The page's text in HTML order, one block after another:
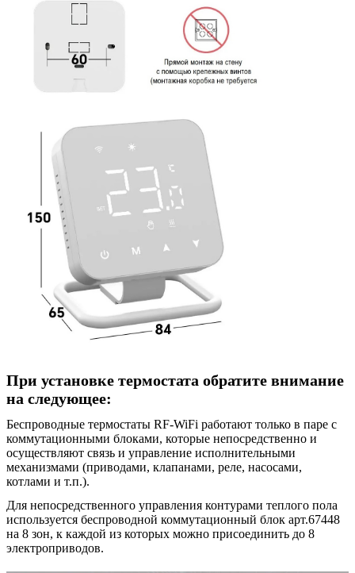
При установке термостата обратите внимание
на следующее:
Беспроводные термостаты RF-WiFi работают только в паре с
коммутационными блоками, которые непосредственно и
осуществляют связь и управление исполнительными
механизмами (приводами, клапанами, реле, насосами,
котлами и т.п.).
Для непосредственного управления контурами теплого пола
используется беспроводной коммутационный блок арт.67448
на 8 зон, к каждой из которых можно присоединить до 8
электроприводов.